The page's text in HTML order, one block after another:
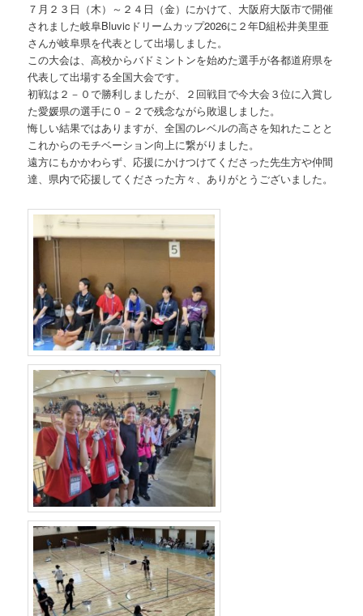
７月２３日（木）～２４日（金）にかけて、大阪府大阪市で開催
されました岐阜Bluvicドリームカップ2026に２年D組松井美里亜
さんが岐阜県を代表として出場しました。
この大会は、高校からバドミントンを始めた選手が各都道府県を
代表して出場する全国大会です。
初戦は２－０で勝利しましたが、２回戦目で今大会３位に入賞し
た愛媛県の選手に０－２で残念ながら敗退しました。
悔しい結果ではありますが、全国のレベルの高さを知れたことと
これからのモチベーション向上に繋がりました。
遠方にもかかわらず、応援にかけつけてくださった先生方や仲間
達、県内で応援してくださった方々、ありがとうございました。